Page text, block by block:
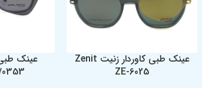
عینک طبی کاوردار زنیت Zenit
ZE-6025
عینک طبی